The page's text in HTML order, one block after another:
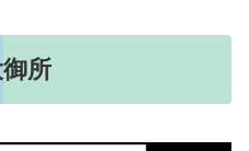
所